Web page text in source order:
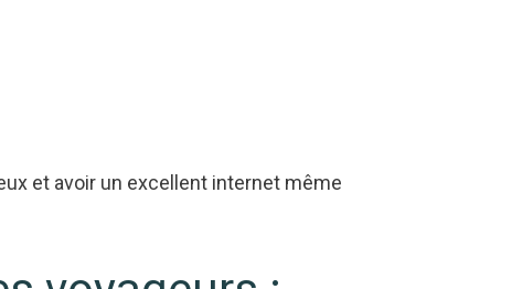
et avoir un excellent internet même